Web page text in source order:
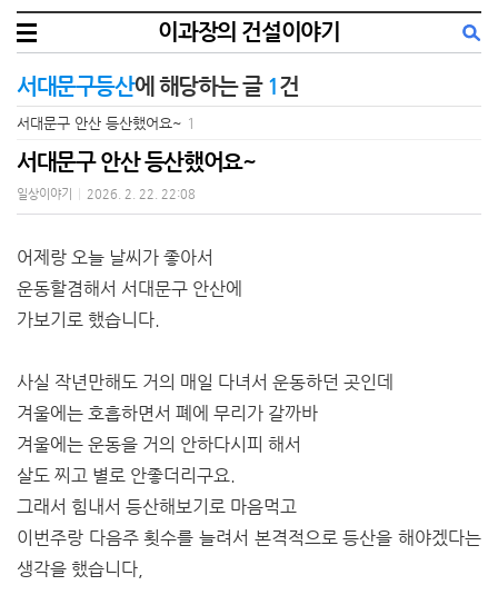
이과장의 건설이야기
서대문구등산에 해당하는 글 1건
서대문구 안산 등산했어요~ 1
서대문구 안산 등산했어요~
일상이야기 2026. 2. 22. 22:08
어제랑 오늘 날씨가 좋아서
운동할겸해서 서대문구 안산에
가보기로 했습니다.
사실 작년만해도 거의 매일 다녀서 운동하던 곳인데
겨울에는 호흡하면서 폐에 무리가 갈까바
겨울에는 운동을 거의 안하다시피 해서
살도 찌고 별로 안좋더리구요.
그래서 힘내서 등산해보기로 마음먹고
이번주랑 다음주 횟수를 늘려서 본격적으로 등산을 해야겠다는
생각을 했습니다,